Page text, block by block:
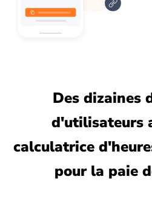
Des dizaines
d'utilisateurs
calculatrice
pour la paie